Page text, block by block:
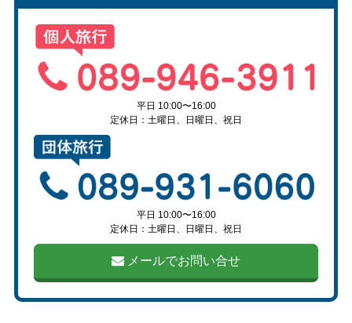
平日 10:00〜16:00
定休日：土曜日、日曜日、祝日
平日 10:00〜16:00
定休日：土曜日、日曜日、祝日
メールでお問い合せ